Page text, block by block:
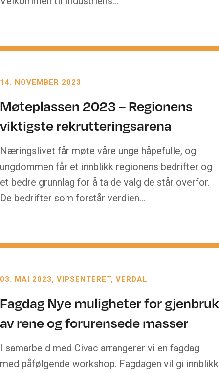
14. NOVEMBER 2023
Møteplassen 2023 – Regionens
viktigste rekrutteringsarena
Næringslivet får møte våre unge håpefulle, og
ungdommen får et innblikk regionens bedrifter og
et bedre grunnlag for å ta de valg de står overfor.
De bedrifter som forstår verdien…
03. MAI 2023 VIPSENTERET, VERDAL
Fagdag Nye muligheter for gjenbruk
av rene og forurensede masser
I samarbeid med Civac arrangerer vi en fagdag
med påfølgende workshop. Fagdagen vil gi innblikk